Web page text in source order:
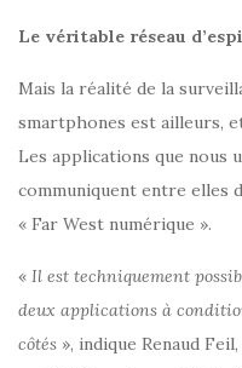
Le véritable réseau
Mais la réalité de la
smartphones est ailleurs,
Les applications que nous
communiquent entre elles
« Far West numérique ».
« Il est techniquement
deux applications à
côtés », indique Renaud